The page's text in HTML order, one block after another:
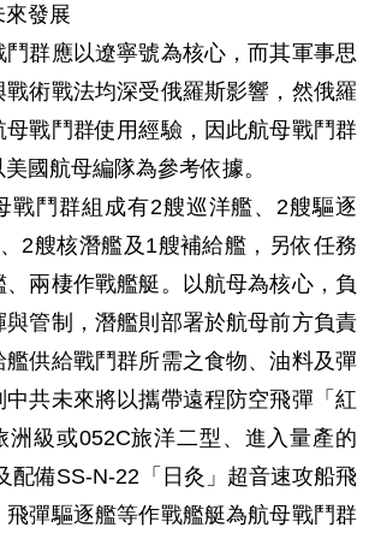
來發展
鬥群應以遼寧號為核心，而其軍事思
術戰法均深受俄羅斯影響，然俄羅
母戰鬥群使用經驗，因此航母戰鬥群
國航母編隊為參考依據。
戰鬥群組成有2艘巡洋艦、2艘驅逐
2艘核潛艦及1艘補給艦，另依任務
、兩棲作戰艦艇。以航母為核心，負
與管制，潛艦則部署於航母前方負責
艦供給戰鬥群所需之食物、油料及彈
共未來將以攜帶遠程防空飛彈「紅
洲級或052C旅洋二型、進入量產的
配備SS-N-22「日灸」超音速攻船飛
飛彈驅逐艦等作戰艦艇為航母戰鬥群